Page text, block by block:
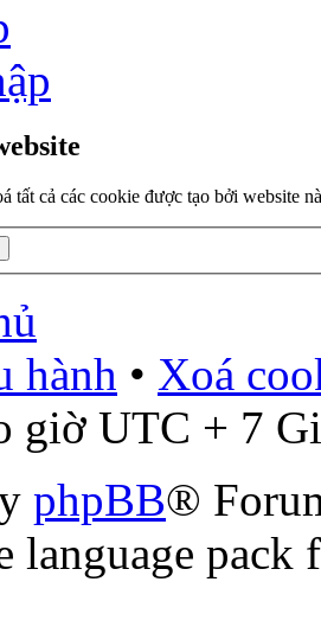
tất cả các cookie được tạo bởi website
hành • Xoá
giờ UTC + 7
phpBB®
language